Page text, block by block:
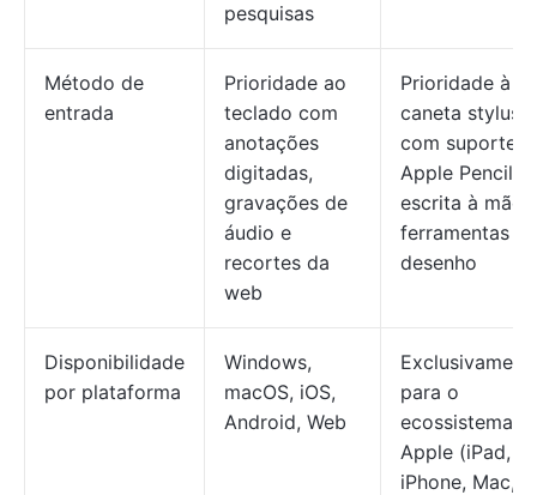
pesquisas
Método de
entrada
Prioridade ao
teclado com
anotações
digitadas,
gravações de
áudio e
recortes da
web
Prioridade à
caneta stylus
com suporte
Apple Pencil,
escrita à mão
ferramentas de
desenho
Disponibilidade
por plataforma
Windows,
macOS, iOS,
Android, Web
para o
ecossistema
Apple (iPad,
iPhone, Mac,